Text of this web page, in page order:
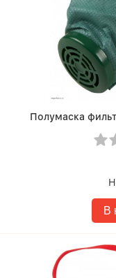
Полумаска
В